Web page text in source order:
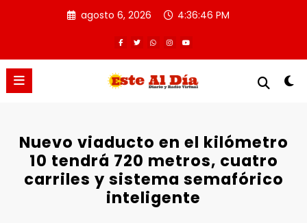
agosto 6, 2026 4:36:47 PM
Nuevo viaducto en el kilómetro
10 tendrá 720 metros, cuatro
carriles y sistema semafórico
inteligente